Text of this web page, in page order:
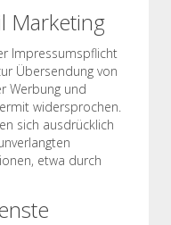
Marketing
Impressumspflicht
Übersendung von
Werbung und
widersprochen.
sich ausdrücklich
etwa durch